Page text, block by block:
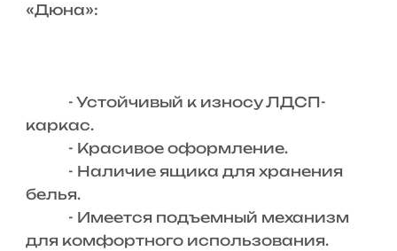
«Дюна»:
- Устойчивый к износу ЛДСП-
каркас.
- Красивое оформление.
- Наличие ящика для хранения
белья.
- Имеется подъемный механизм
для комфортного использования.